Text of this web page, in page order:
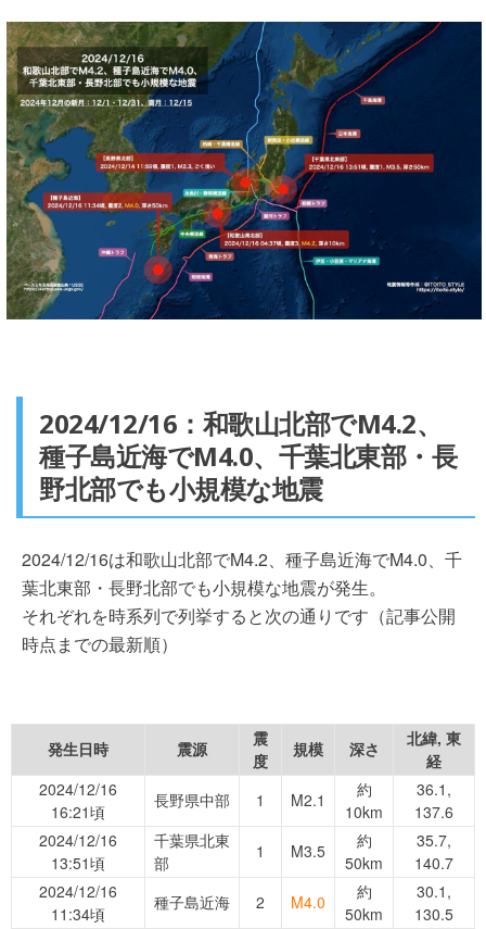
2024/12/16：和歌山北部でM4.2、
種子島近海でM4.0、千葉北東部・長
野北部でも小規模な地震
2024/12/16は和歌山北部でM4.2、種子島近海でM4.0、千
葉北東部・長野北部でも小規模な地震が発生。
それぞれを時系列で列挙すると次の通りです（記事公開
時点までの最新順）
発生日時 震源
震
度
規模 深さ
北緯, 東
経
2024/12/16
16:21頃
長野県中部 1 M2.1
約
10km
36.1,
137.6
2024/12/16
13:51頃
千葉県北東
部
1 M3.5
約
50km
35.7,
140.7
2024/12/16
11:34頃
種子島近海 2 M4.0
約
50km
30.1,
130.5